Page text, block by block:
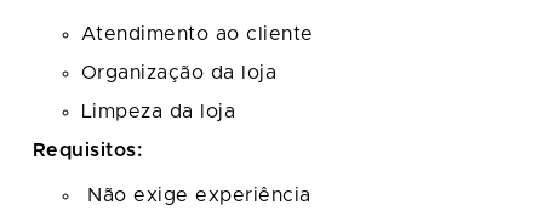
Atendimento ao cliente
Organização da loja
Limpeza da loja
Requisitos:
Não exige experiência